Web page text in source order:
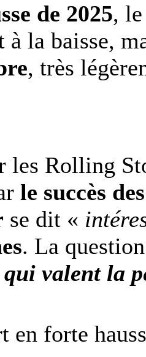
de 2025,
à la baisse,
, très
les Rolling
le succès
se dit «
. La
valent la
en forte